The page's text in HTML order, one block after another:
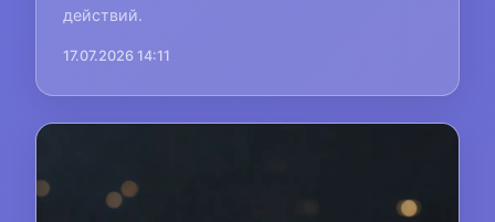
действий.
17.07.2026 14:11